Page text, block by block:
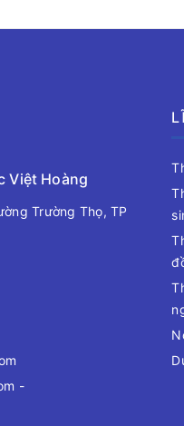
Việt Hoàng
Trường Thọ, TP
-